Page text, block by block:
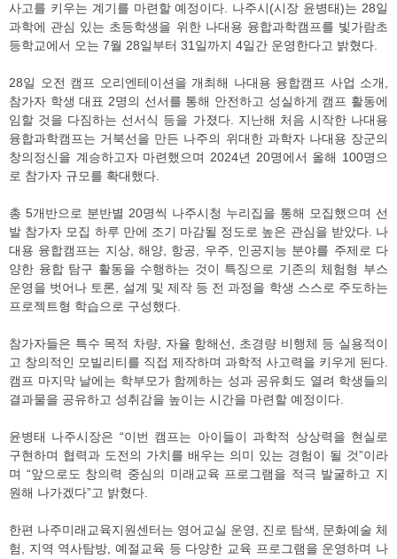
사고를 키우는 계기를 마련할 예정이다. 나주시(시장 윤병태)는 28일
과학에 관심 있는 초등학생을 위한 나대용 융합과학캠프를 빛가람초
등학교에서 오는 7월 28일부터 31일까지 4일간 운영한다고 밝혔다.
28일 오전 캠프 오리엔테이션을 개최해 나대용 융합캠프 사업 소개,
참가자 학생 대표 2명의 선서를 통해 안전하고 성실하게 캠프 활동에
임할 것을 다짐하는 선서식 등을 가졌다. 지난해 처음 시작한 나대용
융합과학캠프는 거북선을 만든 나주의 위대한 과학자 나대용 장군의
창의정신을 계승하고자 마련했으며 2024년 20명에서 올해 100명으
로 참가자 규모를 확대했다.
총 5개반으로 분반별 20명씩 나주시청 누리집을 통해 모집했으며 선
발 참가자 모집 하루 만에 조기 마감될 정도로 높은 관심을 받았다. 나
대용 융합캠프는 지상, 해양, 항공, 우주, 인공지능 분야를 주제로 다
양한 융합 탐구 활동을 수행하는 것이 특징으로 기존의 체험형 부스
운영을 벗어나 토론, 설계 및 제작 등 전 과정을 학생 스스로 주도하는
프로젝트형 학습으로 구성했다.
참가자들은 특수 목적 차량, 자율 항해선, 초경량 비행체 등 실용적이
고 창의적인 모빌리티를 직접 제작하며 과학적 사고력을 키우게 된다.
캠프 마지막 날에는 학부모가 함께하는 성과 공유회도 열려 학생들의
결과물을 공유하고 성취감을 높이는 시간을 마련할 예정이다.
윤병태 나주시장은 “이번 캠프는 아이들이 과학적 상상력을 현실로
구현하며 협력과 도전의 가치를 배우는 의미 있는 경험이 될 것”이라
며 “앞으로도 창의력 중심의 미래교육 프로그램을 적극 발굴하고 지
원해 나가겠다”고 밝혔다.
한편 나주미래교육지원센터는 영어교실 운영, 진로 탐색, 문화예술 체
험, 지역 역사탐방, 예절교육 등 다양한 교육 프로그램을 운영하며 나